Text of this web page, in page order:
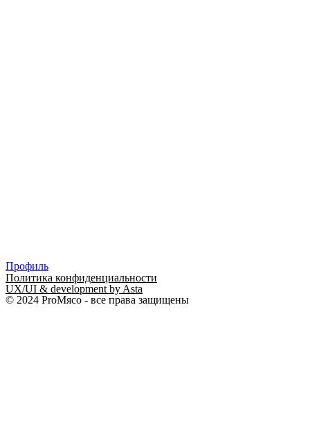
Профиль
Политика конфиденциальности
UX/UI & development by Asta
© 2024 ProМясо - все права защищены